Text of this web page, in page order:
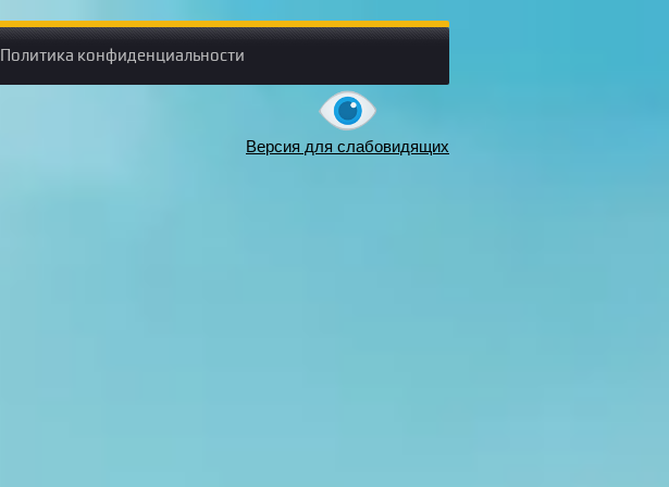
Версия для слабовидящих
Политика конфиденциальности